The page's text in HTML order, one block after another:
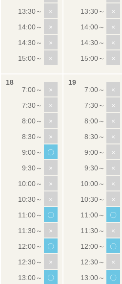
×
×
×
×
×
×
×
×
×
×
×
×
〇
×
×
×
〇
×
〇
×
〇
×
×
×
×
×
×
×
×
〇
×
〇
×
〇